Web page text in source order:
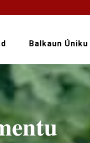
Balkaun Úniku